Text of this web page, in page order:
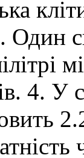
Один
4. У